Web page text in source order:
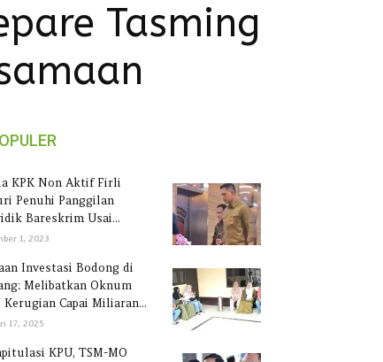
Tasming
KPK Non Aktif Firli
Penuhi Panggilan
Bareskrim Usai...
1, 2023
Investasi Bodong di
Melibatkan Oknum
Kerugian Capai Miliaran...
17, 2025
KPU, TSM-MO